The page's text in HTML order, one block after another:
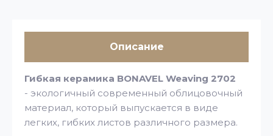
Описание
Гибкая керамика BONAVEL Weaving 2702
- экологичный современный облицовочный
материал, который выпускается в виде
легких, гибких листов различного размера.